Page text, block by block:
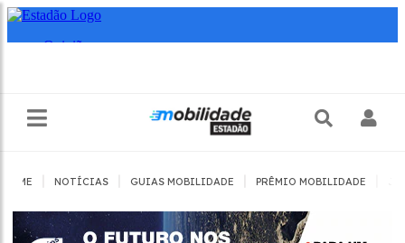
HOME NOTÍCIAS GUIAS MOBILIDADE PRÊMIO MOBILIDADE